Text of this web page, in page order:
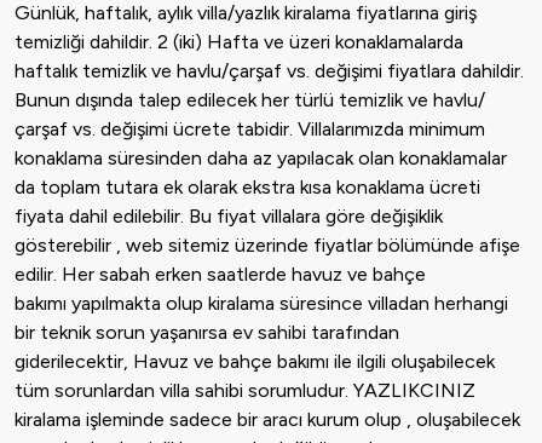
Günlük, haftalık, aylık villa/yazlık kiralama fiyatlarına giriş
temizliği dahildir. 2 (iki) Hafta ve üzeri konaklamalarda
haftalık temizlik ve havlu/çarşaf vs. değişimi fiyatlara dahildir.
Bunun dışında talep edilecek her türlü temizlik ve havlu/
çarşaf vs. değişimi ücrete tabidir. Villalarımızda minimum
konaklama süresinden daha az yapılacak olan konaklamalar
da toplam tutara ek olarak ekstra kısa konaklama ücreti
fiyata dahil edilebilir. Bu fiyat villalara göre değişiklik
gösterebilir , web sitemiz üzerinde fiyatlar bölümünde afişe
edilir. Her sabah erken saatlerde havuz ve bahçe
bakımı yapılmakta olup kiralama süresince villadan herhangi
bir teknik sorun yaşanırsa ev sahibi tarafından
giderilecektir, Havuz ve bahçe bakımı ile ilgili oluşabilecek
tüm sorunlardan villa sahibi sorumludur. YAZLIKCINIZ
kiralama işleminde sadece bir aracı kurum olup , oluşabilecek